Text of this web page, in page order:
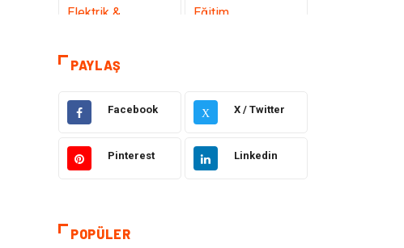
Elektrik &
Eğitim
Gıda
Otomotiv Tanıtıcı Reklam
PAYLAŞ
Facebook X X / Twitter
Pinterest Linkedin
POPÜLER